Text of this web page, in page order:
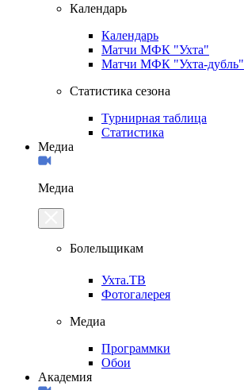
Календарь
Календарь
Матчи МФК "Ухта"
Матчи МФК "Ухта-дубль"
Статистика сезона
Турнирная таблица
Статистика
Медиа
Медиа
Болельщикам
Ухта.ТВ
Фотогалерея
Медиа
Программки
Обои
Академия